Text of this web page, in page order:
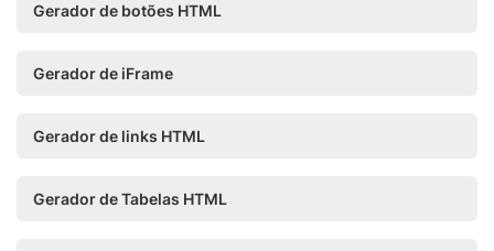
Gerador de botões HTML
Gerador de iFrame
Gerador de links HTML
Gerador de Tabelas HTML